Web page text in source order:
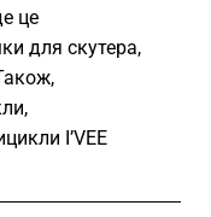
це
для скутера,
I’VEE